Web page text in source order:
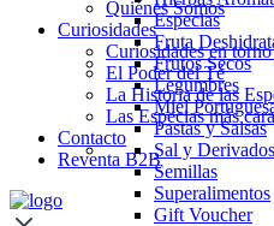
Especias
Fruta
Frutos Secos
Legumbres
Miel
Pastas y Salsas
Sal y Derivados
Semillas
Superalimentos
Gift Voucher
Quiénes Somos
Curiosidades
Curiosidades en
El Poder del Té
La Historia de las
Las Especias más
Contacto
Reventa B2B